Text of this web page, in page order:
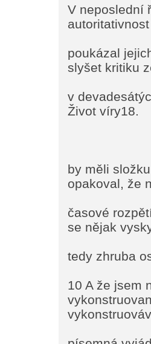
V neposlední
poukázal
slyšet kritiku
v
Život víry18.
by měli
opakoval, že
časové
se nějak
tedy zhruba
10 A že jsem